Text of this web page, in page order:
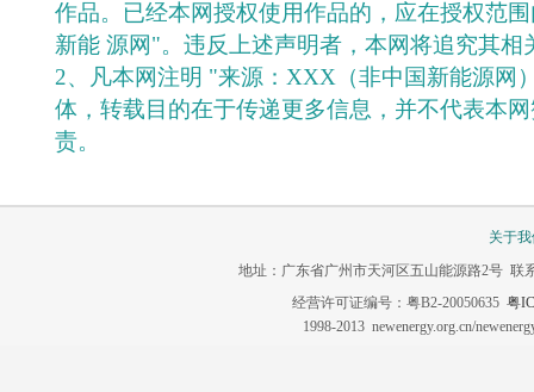
作品。已经本网授权使用作品的，应在授权范
新能 源网"。违反上述声明者，本网将追究其相
2、凡本网注明 "来源：XXX（非中国新能源网
体，转载目的在于传递更多信息，并不代表本
责。
关于
地址：广东省广州市天河区五山能源路2号 联
经营许可证编号：粤B2-20050635 粤
1998-2013 newenergy.org.cn/